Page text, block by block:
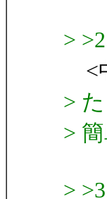
>
<
>
>
>